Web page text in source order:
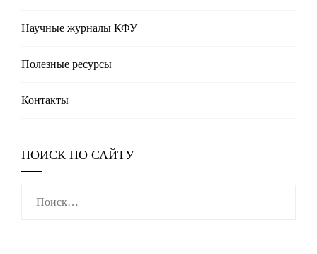
Научные журналы КФУ
Полезные реcурсы
Контакты
ПОИСК ПО САЙТУ